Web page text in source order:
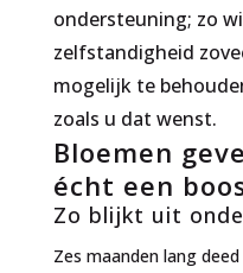
ondersteuning; zo
zelfstandigheid
mogelijk te
zoals u dat wenst.
Bloemen
écht een
Zo blijkt uit
Zes maanden lang